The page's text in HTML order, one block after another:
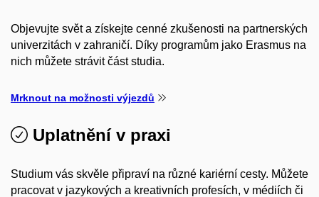
Objevujte svět a získejte cenné zkušenosti na partnerských
univerzitách v zahraničí. Díky programům jako Erasmus na
nich můžete strávit část studia.
Mrknout na možnosti výjezdů
Uplatnění v praxi
Studium vás skvěle připraví na různé kariérní cesty. Můžete
pracovat v jazykových a kreativních profesích, v médiích či